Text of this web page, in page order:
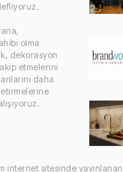
olma
dekorasyon
etmelerini
daha
internet sitesinde